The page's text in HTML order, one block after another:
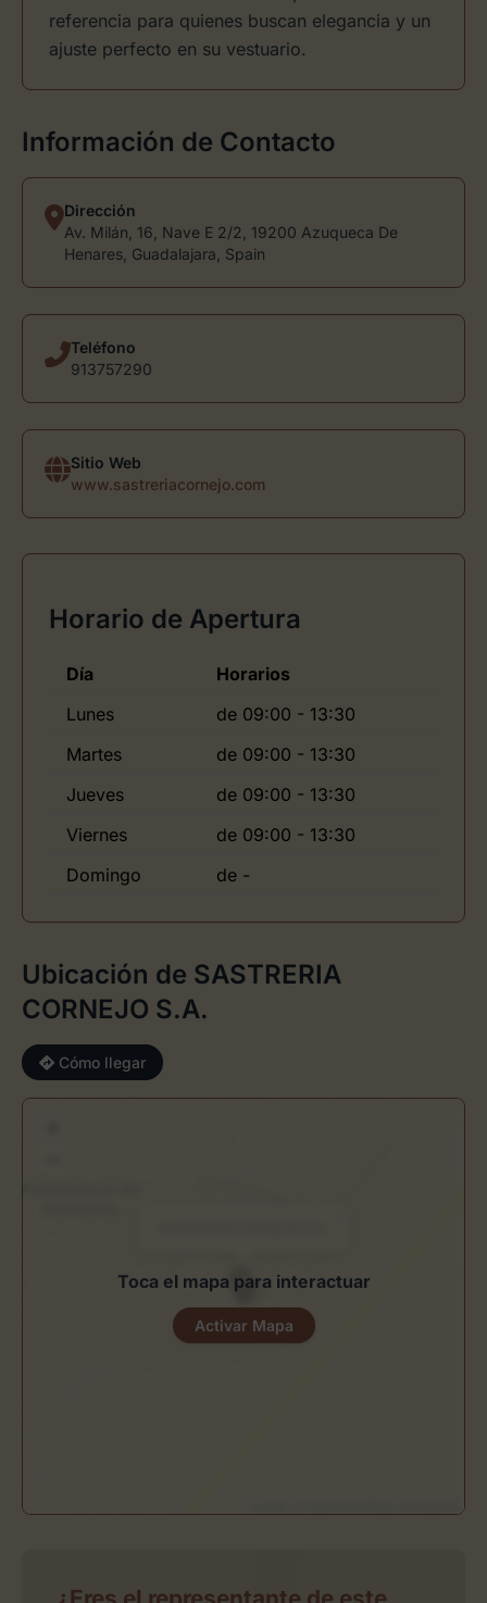
referencia para quienes buscan elegancia y un
ajuste perfecto en su vestuario.
Información de Contacto
Dirección
Av. Milán, 16, Nave E 2/2, 19200 Azuqueca De
Henares, Guadalajara, Spain
Teléfono
913757290
Sitio Web
www.sastreriacornejo.com
Horario de Apertura
Día
Horarios
Lunes
de 09:00 - 13:30
Martes
de 09:00 - 13:30
Jueves
de 09:00 - 13:30
Viernes
de 09:00 - 13:30
Domingo
de -
Ubicación de SASTRERIA
CORNEJO S.A.
Cómo llegar
Toca el mapa para interactuar
Activar Mapa